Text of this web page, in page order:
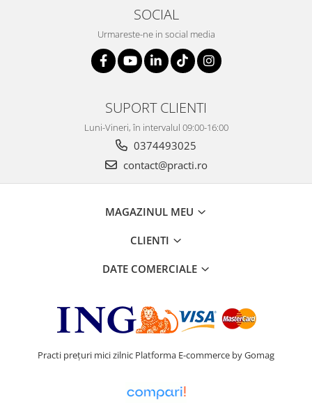
SOCIAL
Urmareste-ne in social media
SUPORT CLIENTI
Luni-Vineri, în intervalul 09:00-16:00
0374493025
contact@practi.ro
MAGAZINUL MEU
CLIENTI
DATE COMERCIALE
Practi prețuri mici zilnic Platforma E-commerce by Gomag